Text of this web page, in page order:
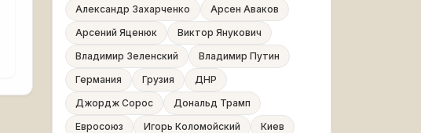
Александр Захарченко
Арсен Аваков
Арсений Яценюк
Виктор Янукович
Владимир Зеленский
Владимир Путин
Германия
Грузия
ДНР
Джордж Сорос
Дональд Трамп
Евросоюз
Игорь Коломойский
Киев